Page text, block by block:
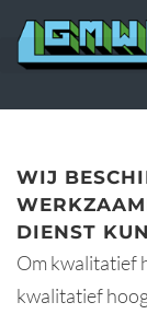
WIJ
DIENST
Om kwalitatief
kwalitatief